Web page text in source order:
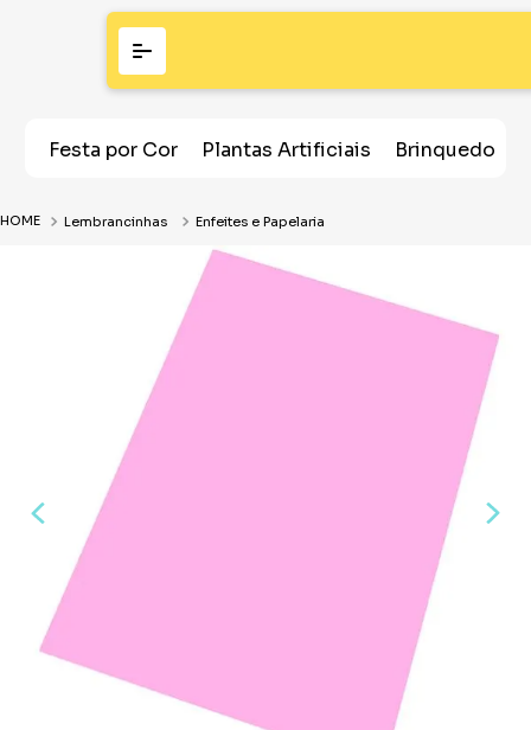
Festa por Cor Plantas Artificiais Brinquedos
Lembrancinhas Enfeites e Papelaria